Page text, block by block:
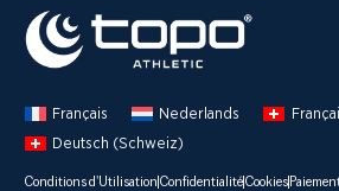
Français Nederlands
Deutsch (Schweiz)
Conditions d'Utilisation ConfidentialitéCookies